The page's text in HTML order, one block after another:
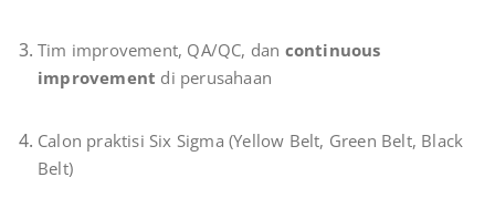
Tim improvement, QA/QC, dan continuous
improvement di perusahaan
Calon praktisi Six Sigma (Yellow Belt, Green Belt, Black
Belt)